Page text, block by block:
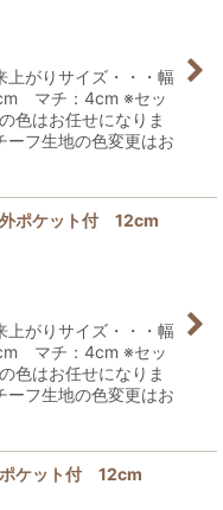
がりサイズ・・・幅
マチ：4cm ※セッ
色はお任せになりま
フ生地の色変更はお
ポケット付 12cm
がりサイズ・・・幅
マチ：4cm ※セッ
色はお任せになりま
フ生地の色変更はお
ケット付 12cm